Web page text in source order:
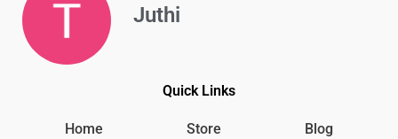
Juthi
Quick Links
Home Store
Blog